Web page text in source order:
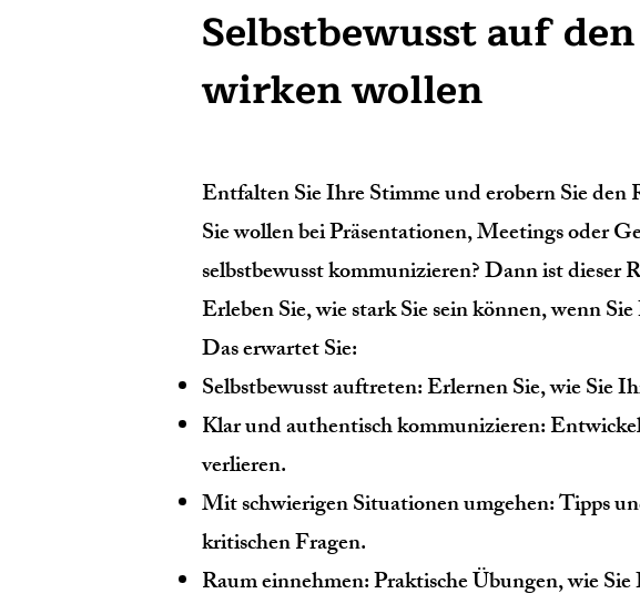
Selbstbewusst auf
wirken wollen
Entfalten Sie Ihre Stimme und erobern Sie den
Sie wollen bei Präsentationen, Meetings oder
selbstbewusst kommunizieren? Dann ist dieser
Erleben Sie, wie stark Sie sein können, wenn
Das erwartet Sie:
Selbstbewusst auftreten: Erlernen Sie, wie Sie
Klar und authentisch kommunizieren:
verlieren.
Mit schwierigen Situationen umgehen: Tipps
kritischen Fragen.
Raum einnehmen: Praktische Übungen, wie